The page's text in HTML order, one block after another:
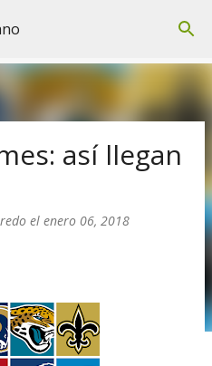
principal
así llegan
el enero 06, 2018